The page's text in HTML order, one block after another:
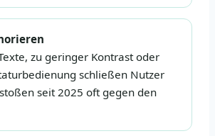
zu geringer Kontrast oder
schließen Nutzer
seit 2025 oft gegen den